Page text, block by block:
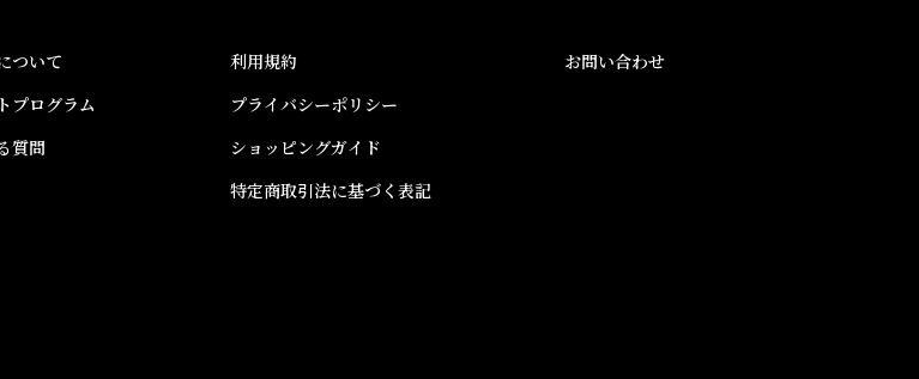
ついて
プログラム
質問
利用規約
プライバシーポリシー
ショッピングガイド
特定商取引法に基づく表記
お問い合わせ